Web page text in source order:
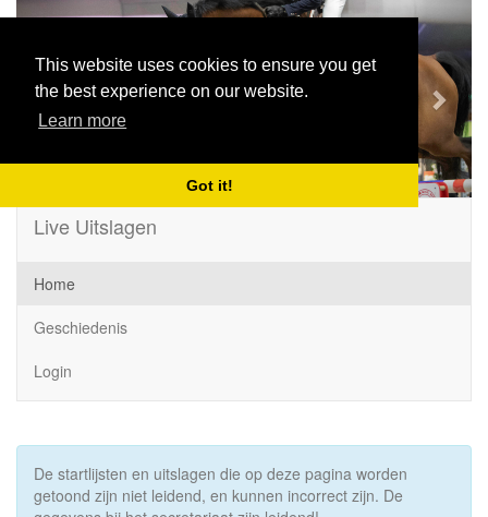
This website uses cookies to ensure you get
the best experience on our website.
Learn more
Got it!
Previous Next
Live Uitslagen
Home
Geschiedenis
Login
De startlijsten en uitslagen die op deze pagina worden
getoond zijn niet leidend, en kunnen incorrect zijn. De